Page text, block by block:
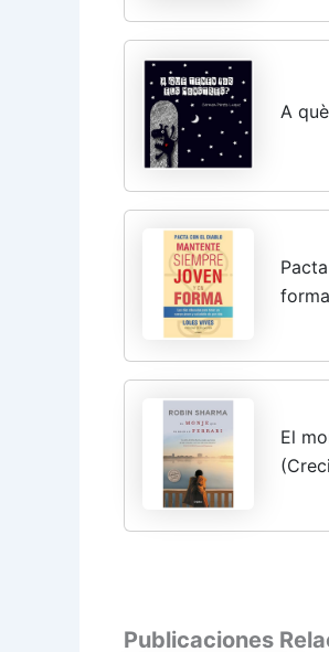
A
El
Publicaciones